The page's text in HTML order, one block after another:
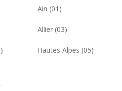
Ain (01)
Allier (03)
Hautes Alpes (05)